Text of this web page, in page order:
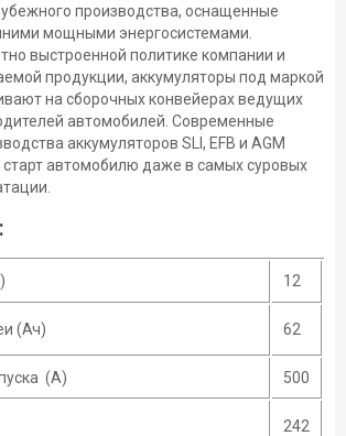
производства, оснащенные
мощными энергосистемами.
выстроенной политике компании и
продукции, аккумуляторы под маркой
на сборочных конвейерах ведущих
автомобилей. Современные
аккумуляторов SLI, EFB и AGM
автомобилю даже в самых суровых
12
(Ач) 62
(A) 500
242